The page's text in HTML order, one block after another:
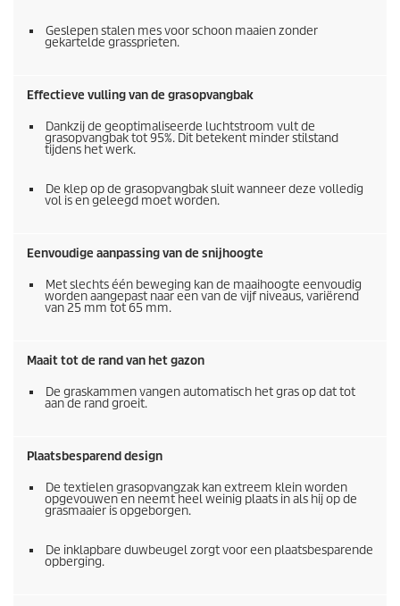
Geslepen stalen mes voor schoon maaien zonder
gekartelde grassprieten.
Effectieve vulling van de grasopvangbak
Dankzij de geoptimaliseerde luchtstroom vult de
grasopvangbak tot 95%. Dit betekent minder stilstand
tijdens het werk.
De klep op de grasopvangbak sluit wanneer deze volledig
vol is en geleegd moet worden.
Eenvoudige aanpassing van de snijhoogte
Met slechts één beweging kan de maaihoogte eenvoudig
worden aangepast naar een van de vijf niveaus, variërend
van 25 mm tot 65 mm.
Maait tot de rand van het gazon
De graskammen vangen automatisch het gras op dat tot
aan de rand groeit.
Plaatsbesparend design
De textielen grasopvangzak kan extreem klein worden
opgevouwen en neemt heel weinig plaats in als hij op de
grasmaaier is opgeborgen.
De inklapbare duwbeugel zorgt voor een plaatsbesparende
opberging.